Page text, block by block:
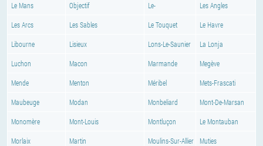
Le Mans Objectif Le- Les Angles
Les Arcs Les Sables Le Touquet Le Havre
Libourne Lisieux Lons-Le-Saunier La Lonja
Luchon Macon Marmande Megève
Mende Menton Méribel Mets-Frascati
Maubeuge Modan Monbeliard Mont-De-Marsan
Monomère Mont-Louis Montluçon Le Montauban
Morlaix Martin Moulins-Sur-Allier Muties